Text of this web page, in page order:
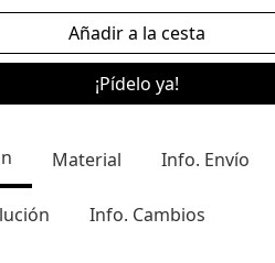
¡Pídelo ya!
Material Info. Envío
Info. Cambios